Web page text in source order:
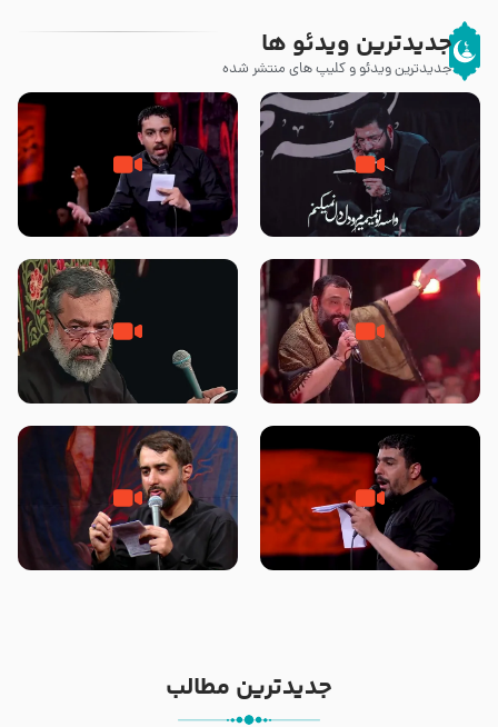
جدیدترین ویدئو ها
جدیدترین ویدئو و کلیپ های منتشر شده
مصداق کربلا – حاج حسین سیب
سرخی
شور ، حسینا! به‌ حق زهرا «أُنْظُرْ
إِلَینا» – عزاداری شب هفتم ماه
جانا جانا ابی عبدالله – کربلایی جواد
مقدم – شب هشتم محرم 1448 –
مادر منم مثل تو خمیدم – حاج
محمود کریمی – شهادت حضرت
هیئت رایة العباس علیه السلام
تک ، عبّاس، صاحب دل‌هاست –
حاج حنیف طاهری – عزاداری شب
من غلام نوکراتم من عاشق کربلاتم
– شور زمینه – شب هفتم – محرم
جدیدترین مطالب